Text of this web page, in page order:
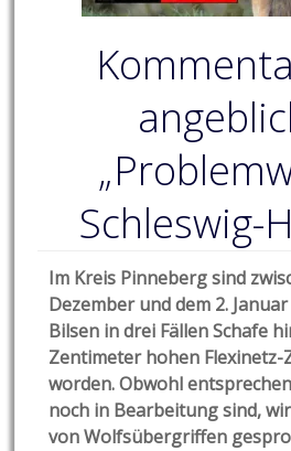
Schleswig-
Im Kreis Pinneberg sind
Dezember und dem 2.
Bilsen in drei Fällen Schafe
Zentimeter hohen Flexinetz-
worden. Obwohl
noch in Bearbeitung sind,
von Wolfsübergriffen